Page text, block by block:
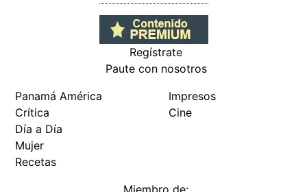
Regístrate
Paute con nosotros
Panamá América
Crítica
Día a Día
Mujer
Recetas
Impresos
Cine
Miembro de: